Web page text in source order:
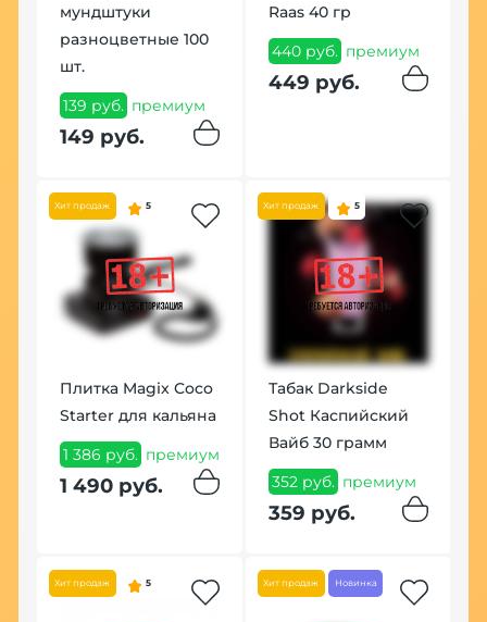
мундштуки
разноцветные 100
шт.
139 руб. премиум
149 руб.
Raas 40 гр
440 руб. премиум
449 руб.
Хит продаж 5
Плитка Magix Coco
Starter для кальяна
1 386 руб. премиум
1 490 руб.
Хит продаж 5
Табак Darkside
Shot Каспийский
Вайб 30 грамм
352 руб. премиум
359 руб.
Хит продаж 5 Хит продаж Новинка